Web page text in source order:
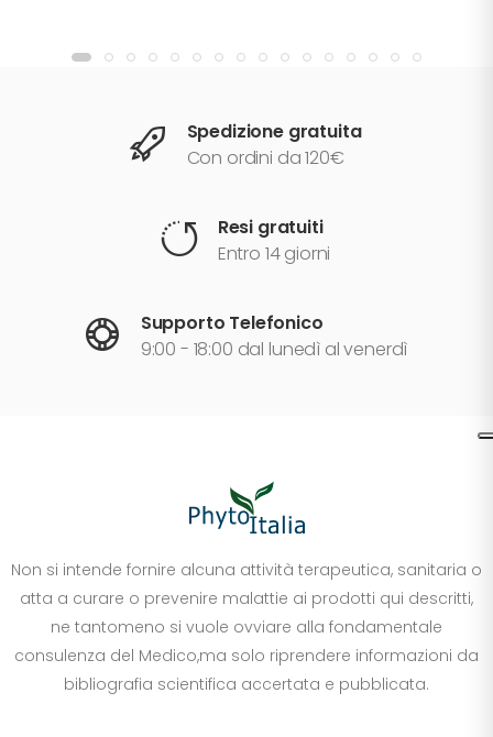
Spedizione gratuita
Con ordini da 120€
Resi gratuiti
Entro 14 giorni
Supporto Telefonico
9:00 - 18:00 dal lunedì al venerdì
Non si intende fornire alcuna attività terapeutica, sanitaria o
atta a curare o prevenire malattie ai prodotti qui descritti,
ne tantomeno si vuole ovviare alla fondamentale
consulenza del Medico,ma solo riprendere informazioni da
bibliografia scientifica accertata e pubblicata.